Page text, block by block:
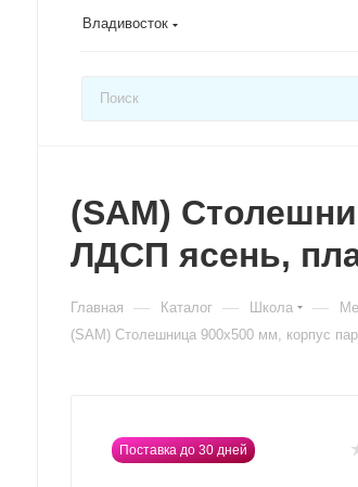
Владивосток
(SAM)
ЛДСП ясень,
Главная — Каталог — Школа —
(SAM) Столешница 900х500 мм, корпус
Поставка до 30 дней